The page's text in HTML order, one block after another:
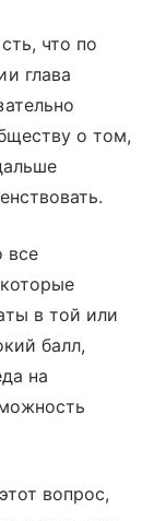
что по
глава
о том,
все
в той или
балл,
на
вопрос,